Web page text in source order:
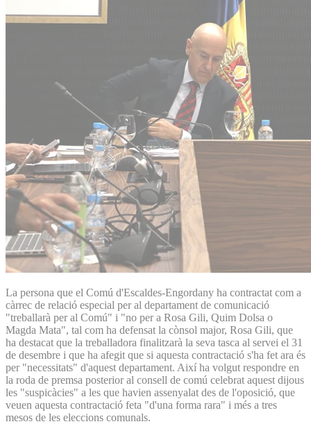
La persona que el Comú d'Escaldes-Engordany ha contractat com a
càrrec de relació especial per al departament de comunicació
"treballarà per al Comú" i "no per a Rosa Gili, Quim Dolsa o
Magda Mata", tal com ha defensat la cònsol major, Rosa Gili, que
ha destacat que la treballadora finalitzarà la seva tasca al servei el 31
de desembre i que ha afegit que si aquesta contractació s'ha fet ara és
per "necessitats" d'aquest departament. Així ha volgut respondre en
la roda de premsa posterior al consell de comú celebrat aquest dijous
les "suspicàcies" a les que havien assenyalat des de l'oposició, que
veuen aquesta contractació feta "d'una forma rara" i més a tres
mesos de les eleccions comunals.